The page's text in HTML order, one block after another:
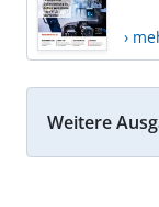
›
Weitere